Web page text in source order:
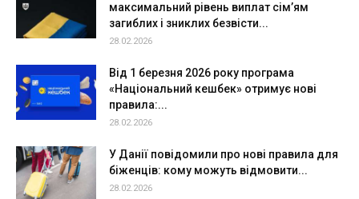
максимальний рівень виплат сім’ям
загиблих і зниклих безвісти...
28.02.2026
Від 1 березня 2026 року програма
«Національний кешбек» отримує нові
правила:...
28.02.2026
У Данії повідомили про нові правила для
біженців: кому можуть відмовити...
28.02.2026